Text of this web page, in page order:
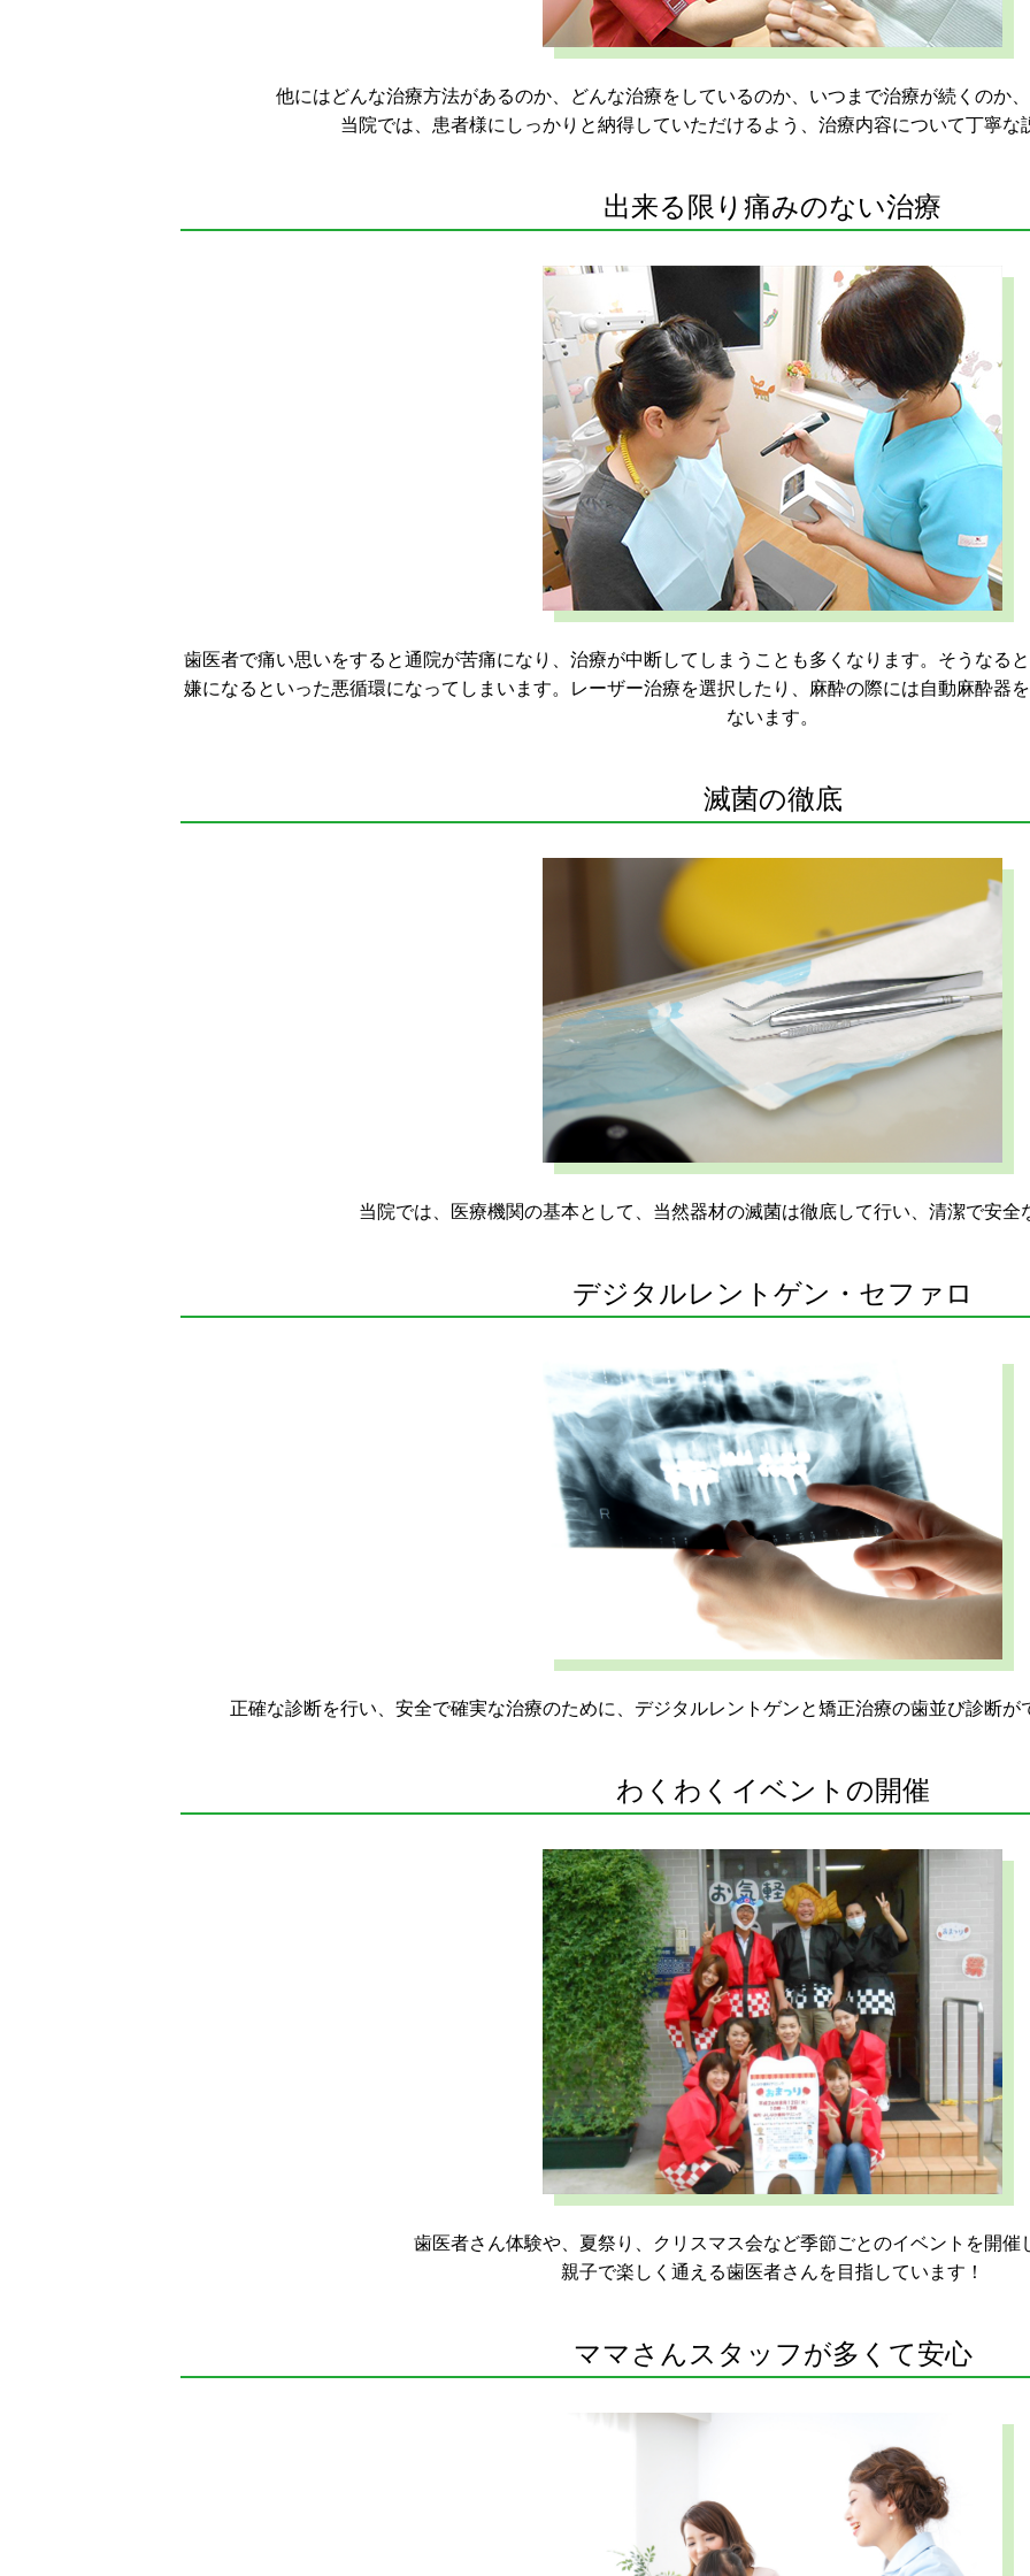
他にはどんな治療方法があるのか、どんな治療をしているのか、いつまで治療が続くのか
当院では、患者様にしっかりと納得していただけるよう、治療内容について丁寧な
出来る限り痛みのない治療
歯医者で痛い思いをすると通院が苦痛になり、治療が中断してしまうことも多くなります。そうなる
嫌になるといった悪循環になってしまいます。レーザー治療を選択したり、麻酔の際には自動麻酔器
ないます。
滅菌の徹底
当院では、医療機関の基本として、当然器材の滅菌は徹底して行い、清潔で安全
デジタルレントゲン・セファロ
正確な診断を行い、安全で確実な治療のために、デジタルレントゲンと矯正治療の歯並び診断が
わくわくイベントの開催
歯医者さん体験や、夏祭り、クリスマス会など季節ごとのイベントを開催
親子で楽しく通える歯医者さんを目指しています！
ママさんスタッフが多くて安心